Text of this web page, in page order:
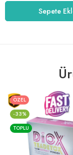
Sepete
ÖZEL
-33%
TOPLU